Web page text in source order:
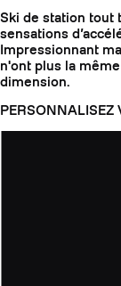
Ski de station tout
sensations
Impressionnant
n'ont plus la
dimension.
PERSONNALISEZ